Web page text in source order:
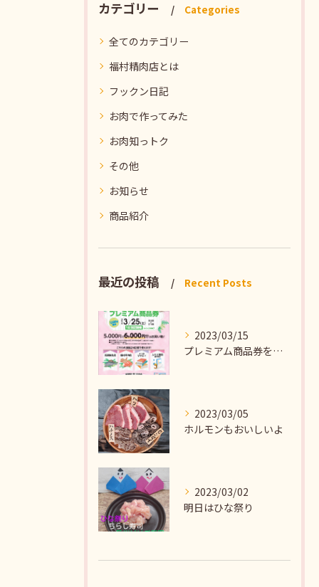
カテゴリー Categories
全てのカテゴリー
福村精肉店とは
フックン日記
お肉で作ってみた
お肉知っトク
その他
お知らせ
商品紹介
最近の投稿 Recent Posts
2023/03/15
プレミアム商品券を販売します
2023/03/05
ホルモンもおいしいよ
2023/03/02
明日はひな祭り